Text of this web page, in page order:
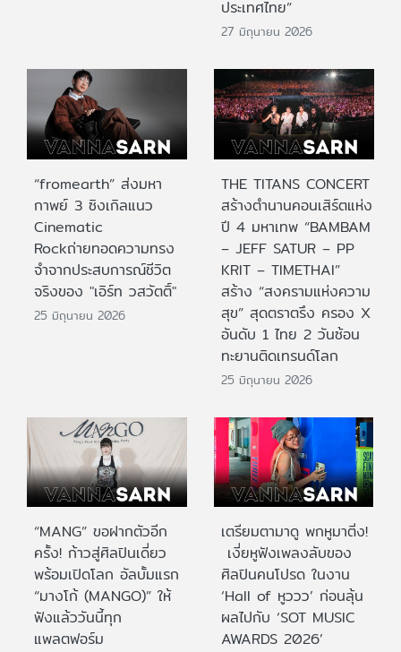
ประเทศไทย”
27 มิถุนายน 2026
“fromearth” ส่งมหา
กาพย์ 3 ซิงเกิลแนว
Cinematic
Rockถ่ายทอดความทรง
จำจากประสบการณ์ชีวิต
จริงของ "เอิร์ท วสวัตติ์"
25 มิถุนายน 2026
THE TITANS CONCERT
สร้างตำนานคอนเสิร์ตแห่ง
ปี 4 มหาเทพ “BAMBAM
– JEFF SATUR – PP
KRIT – TIMETHAI”
สร้าง “สงครามแห่งความ
สุข” สุดตราตรึง ครอง X
อันดับ 1 ไทย 2 วันซ้อน
ทะยานติดเทรนด์โลก
25 มิถุนายน 2026
“MANG” ขอฝากตัวอีก
ครั้ง! ก้าวสู่ศิลปินเดี่ยว
พร้อมเปิดโลก อัลบั้มแรก
“มางโก้ (MANGO)” ให้
ฟังแล้ววันนี้ทุก
แพลตฟอร์ม
เตรียมตามาดู พกหูมาติ่ง!
เงี่ยหูฟังเพลงลับของ
ศิลปินคนโปรด ในงาน
‘Hall of หูววว’ ก่อนลุ้น
ผลไปกับ ‘SOT MUSIC
AWARDS 2026’